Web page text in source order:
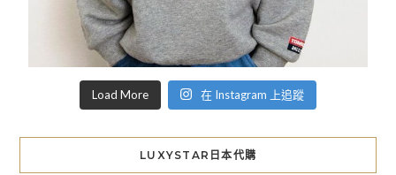
Load More 在 Instagram 上追蹤
LUXYSTAR日本代購